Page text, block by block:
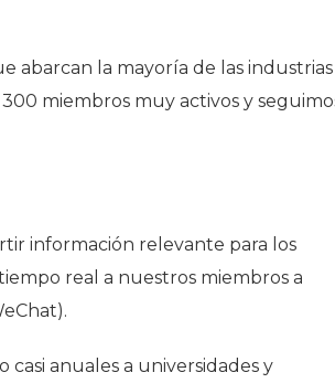
abarcan la mayoría de las industrias
miembros muy activos y
información relevante para los
real a nuestros miembros a
casi anuales a universidades y